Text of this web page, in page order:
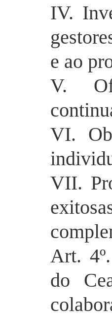
IV.
e ao
V.
VI.
VII.
Art.
do